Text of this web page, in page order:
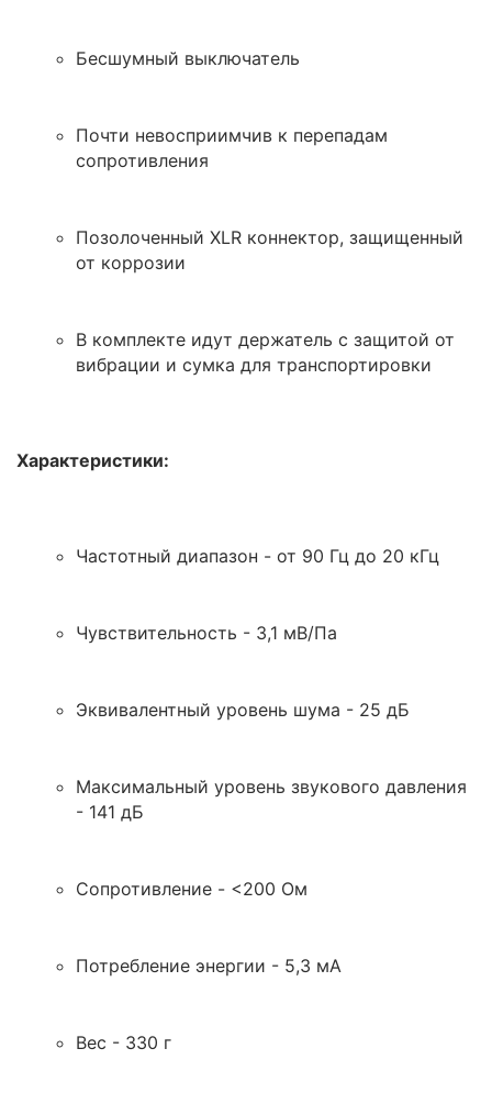
Бесшумный выключатель
Почти невосприимчив к перепадам
сопротивления
Позолоченный XLR коннектор, защищенный
от коррозии
В комплекте идут держатель с защитой от
вибрации и сумка для транспортировки
Характеристики:
Частотный диапазон - от 90 Гц до 20 кГц
Чувствительность - 3,1 мВ/Па
Эквивалентный уровень шума - 25 дБ
Максимальный уровень звукового давления
- 141 дБ
Сопротивление - <200 Ом
Потребление энергии - 5,3 мА
Вес - 330 г